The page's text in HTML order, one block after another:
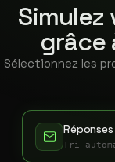
Simulez
grâce
Sélectionnez les
Tri